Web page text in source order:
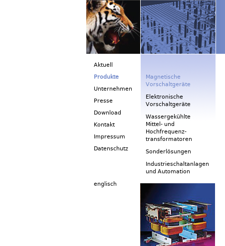
Aktuell
Produkte
Unternehmen
Presse
Download
Kontakt
Impressum
Datenschutz
englisch
Magnetische
Vorschaltgeräte
Elektronische
Vorschaltgeräte
Wassergekühlte
Mittel- und
Hochfrequenz-
transformatoren
Sonderlösungen
Industrieschaltanlagen
und Automation